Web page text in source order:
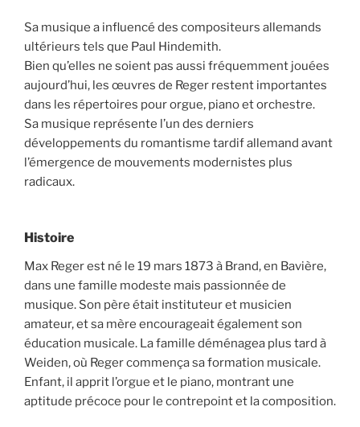
Sa musique a influencé des compositeurs allemands
ultérieurs tels que Paul Hindemith.
Bien qu’elles ne soient pas aussi fréquemment jouées
aujourd’hui, les œuvres de Reger restent importantes
dans les répertoires pour orgue, piano et orchestre.
Sa musique représente l’un des derniers
développements du romantisme tardif allemand avant
l’émergence de mouvements modernistes plus
radicaux.
Histoire
Max Reger est né le 19 mars 1873 à Brand, en Bavière,
dans une famille modeste mais passionnée de
musique. Son père était instituteur et musicien
amateur, et sa mère encourageait également son
éducation musicale. La famille déménagea plus tard à
Weiden, où Reger commença sa formation musicale.
Enfant, il apprit l’orgue et le piano, montrant une
aptitude précoce pour le contrepoint et la composition.